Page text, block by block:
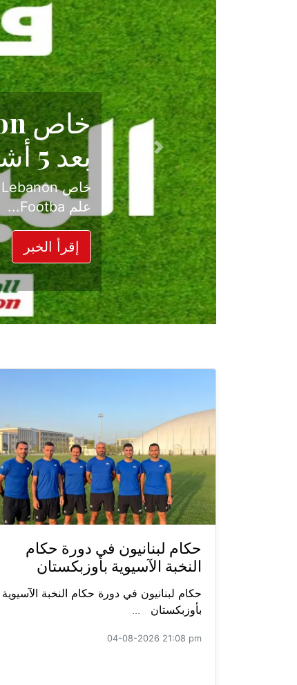
حكاية
الدرجة
بعد موسم حافل
حسم ل...
إقرأ الخبر
Previous
حكام لبنانيون في دورة حكام
النخبة الآسيوية بأوزبكستان
حكام لبنانيون في دورة حكام النخبة الآسيوية
بأوزبكستان ...
04-08-2026 21:08 pm